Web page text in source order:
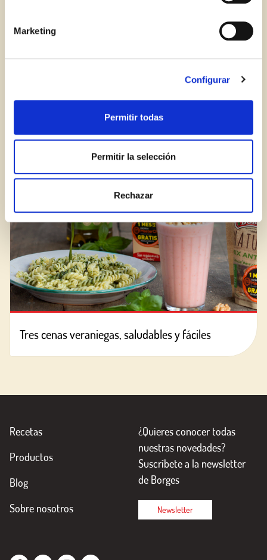
Marketing
Configurar
Permitir todas
Permitir la selección
Rechazar
Tres cenas veraniegas, saludables y fáciles
Recetas
Productos
Blog
Sobre nosotros
¿Quieres conocer todas
nuestras novedades?
Suscríbete a la newsletter
de Borges
Newsletter